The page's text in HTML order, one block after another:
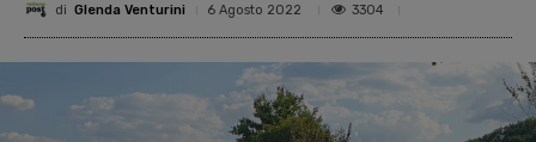
di Glenda Venturini 6 Agosto 2022 3304